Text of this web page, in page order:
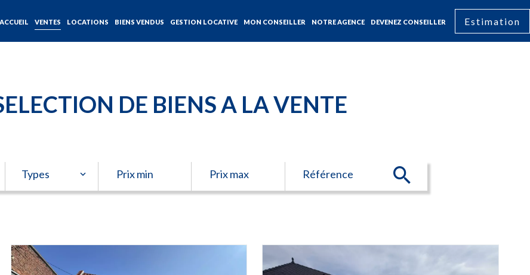
Estimation
ACCUEIL VENTES LOCATIONS BIENS VENDUS GESTION LOCATIVE MON CONSEILLER NOTRE AGENCE DEVENEZ CONSEILLER
DE BIENS A LA VENTE
Types